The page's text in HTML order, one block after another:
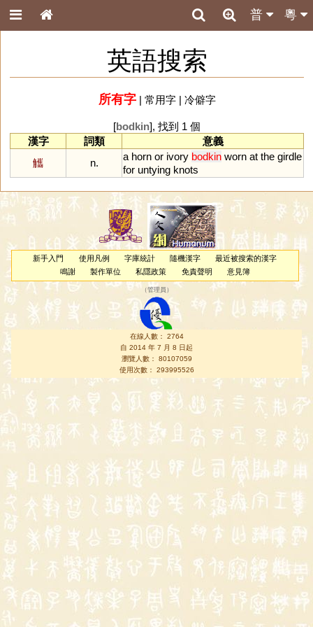
粵
普
英語搜索
所有字| 常用字| 冷僻字
[bodkin], 找到 1 個
漢字
詞類
意義
觿
n.
a horn or ivory bodkin worn at the girdle
for untying knots
新手入門 使用凡例 字庫統計 隨機漢字
最近被搜索的漢字
鳴謝
製作單位 私隱政策 免責聲明 意見簿
（管理員 ）
在線人數： 2764
自 2014 年 7 月 8 日起
瀏覽人數： 80107059
使用次數： 293995526